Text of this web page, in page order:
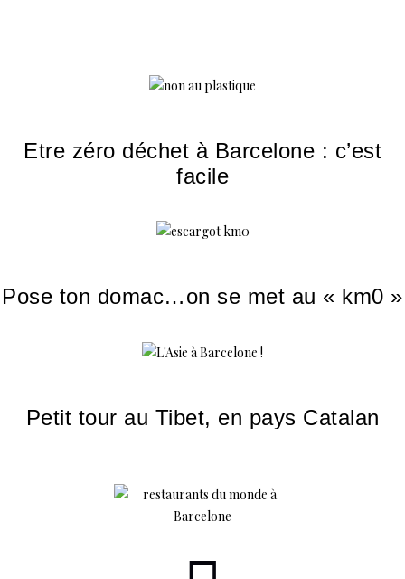
Etre zéro déchet à Barcelone : c’est
facile
Pose ton domac…on se met au « km0 »
Petit tour au Tibet, en pays Catalan